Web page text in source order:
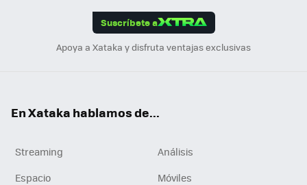
Suscríbete a
Apoya a Xataka y disfruta ventajas exclusivas
En Xataka hablamos de...
Streaming
Análisis
Espacio
Móviles